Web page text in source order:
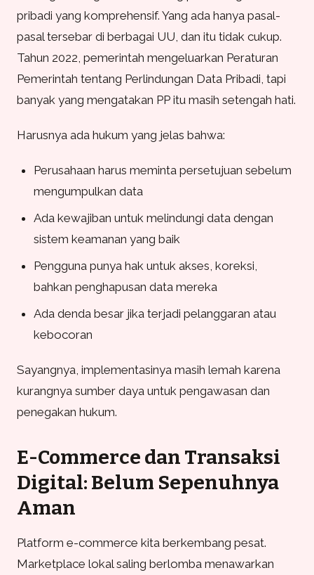
pribadi yang komprehensif. Yang ada hanya pasal-
pasal tersebar di berbagai UU, dan itu tidak cukup.
Tahun 2022, pemerintah mengeluarkan Peraturan
Pemerintah tentang Perlindungan Data Pribadi, tapi
banyak yang mengatakan PP itu masih setengah hati.
Harusnya ada hukum yang jelas bahwa:
Perusahaan harus meminta persetujuan sebelum
mengumpulkan data
Ada kewajiban untuk melindungi data dengan
sistem keamanan yang baik
Pengguna punya hak untuk akses, koreksi,
bahkan penghapusan data mereka
Ada denda besar jika terjadi pelanggaran atau
kebocoran
Sayangnya, implementasinya masih lemah karena
kurangnya sumber daya untuk pengawasan dan
penegakan hukum.
E-Commerce dan Transaksi
Digital: Belum Sepenuhnya
Aman
Platform e-commerce kita berkembang pesat.
Marketplace lokal saling berlomba menawarkan